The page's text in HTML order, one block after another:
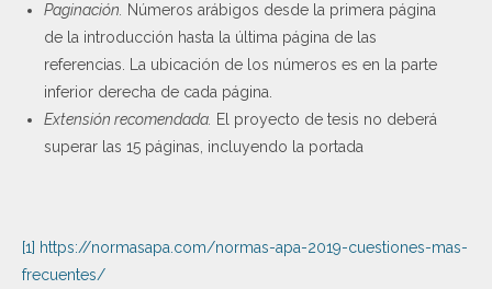
Paginación.
Números arábigos desde la primera página
de la introducción hasta la última página de las
referencias. La ubicación de los números es en la parte
inferior derecha de cada página.
Extensión recomendada. El proyecto de tesis no deberá
superar las 15 páginas, incluyendo la portada
[1] https://normasapa.com/normas-apa-2019-cuestiones-mas-
frecuentes/